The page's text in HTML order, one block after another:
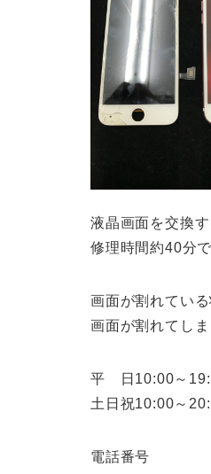
液晶画面を交換
修理時間約40分
画面が割れてい
画面が割れてし
平 日10:00～
土日祝10:00～
電話番号